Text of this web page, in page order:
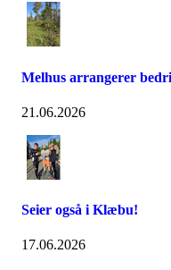
Melhus arrangerer
21.06.2026
Seier også i Klæbu!
17.06.2026